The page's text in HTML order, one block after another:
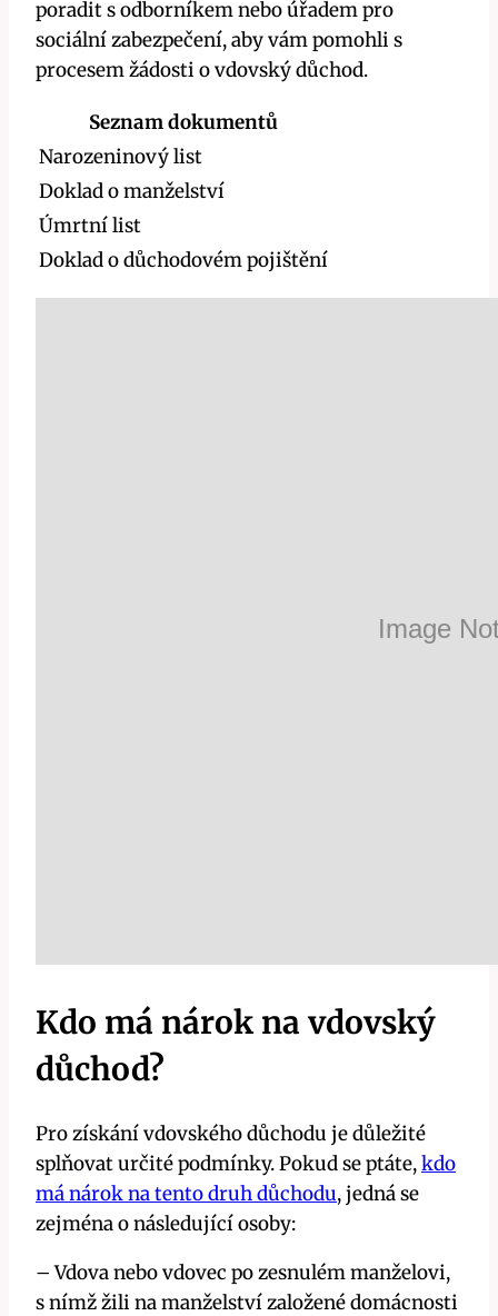
poradit s odborníkem nebo úřadem pro
sociální zabezpečení, aby vám pomohli s
procesem žádosti o vdovský důchod.
Seznam dokumentů
Narozeninový list
Doklad o manželství
Úmrtní list
Doklad o důchodovém pojištění
Kdo má nárok na vdovský
důchod?
Pro získání vdovského důchodu je důležité
splňovat určité podmínky. Pokud se ptáte,kdo
má nárok na tento druh důchodu, jedná se
zejména o následující osoby:
– Vdova nebo vdovec po zesnulém manželovi,
s nímž žili na manželství založené domácnosti